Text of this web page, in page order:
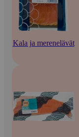
Kala ja merenelävät